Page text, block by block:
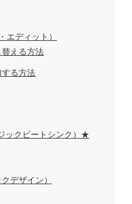
ディット）
える方法
る方法
ックビートシンク）★
デザイン）